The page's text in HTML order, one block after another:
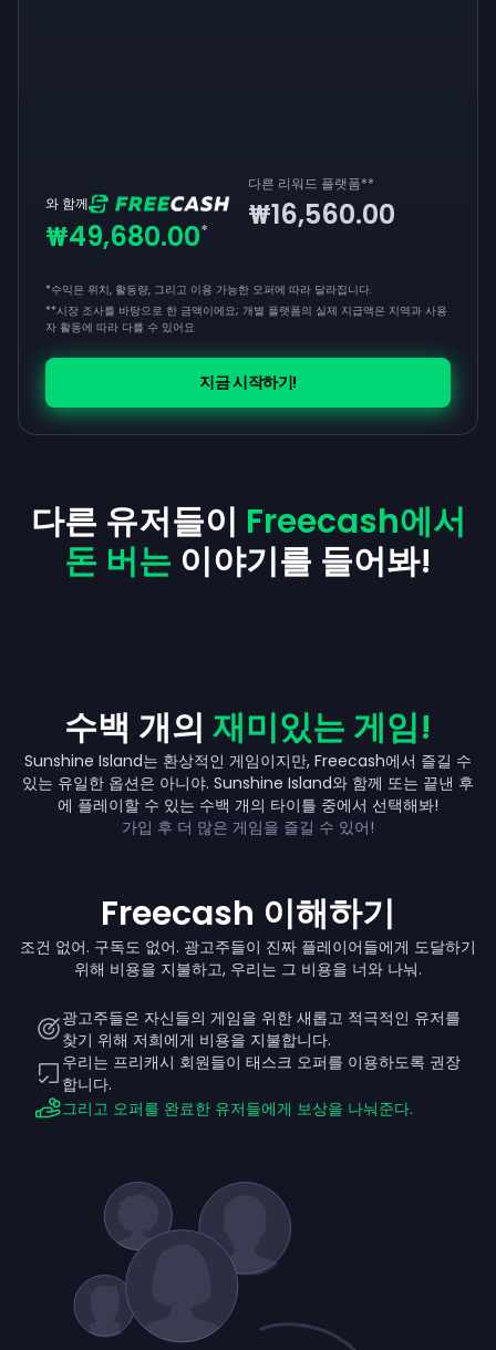
와 함께
₩49,680.00*
다른 리워드 플랫폼**
₩16,560.00
*수익은 위치, 활동량, 그리고 이용 가능한 오퍼에 따라 달라집니다.
**시장 조사를 바탕으로 한 금액이에요; 개별 플랫폼의 실제 지급액은 지역과 사용
자 활동에 따라 다를 수 있어요
지금 시작하기!
다른 유저들이 Freecash에서
돈 버는 이야기를 들어봐!
수백 개의 재미있는 게임!
Sunshine Island는 환상적인 게임이지만, Freecash에서 즐길 수
있는 유일한 옵션은 아니야. Sunshine Island와 함께 또는 끝낸 후
에 플레이할 수 있는 수백 개의 타이틀 중에서 선택해봐!
Up to ₩610,000
가입 후 더 많은 게임을 즐길 수 있어!
Freecash 이해하기
조건 없어. 구독도 없어. 광고주들이 진짜 플레이어들에게 도달하기
위해 비용을 지불하고, 우리는 그 비용을 너와 나눠.
광고주들은 자신들의 게임을 위한 새롭고 적극적인 유저를
찾기 위해 저희에게 비용을 지불합니다.
우리는 프리캐시 회원들이 태스크 오퍼를 이용하도록 권장
합니다.
그리고 오퍼를 완료한 유저들에게 보상을 나눠준다.